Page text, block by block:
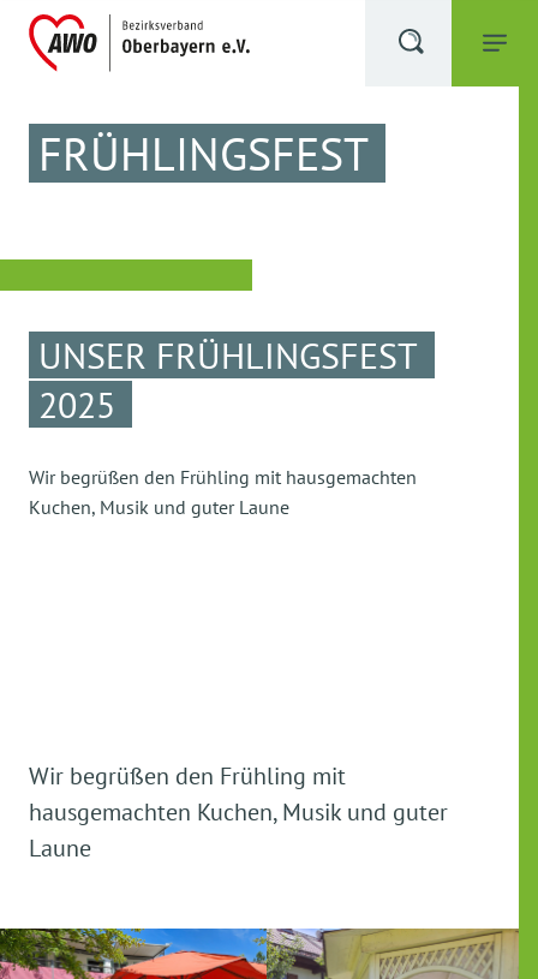
FRÜHLINGSFEST
UNSER FRÜHLINGSFEST
2025
Wir begrüßen den Frühling mit hausgemachten
Kuchen, Musik und guter Laune
Wir begrüßen den Frühling mit
hausgemachten Kuchen, Musik und guter
Laune